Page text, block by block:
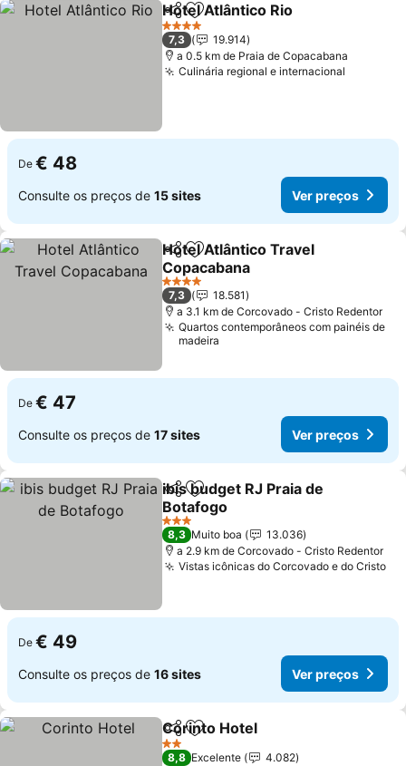
PartilharAdicionar aos favoritos
Hotel Atlântico Rio
4 Estrelas
7,3
19.914
a 0.5 km de Praia de Copacabana
Culinária regional e internacional
De € 48
Consulte os preços de 15 sites Ver preços
PartilharAdicionar aos favoritos
Hotel Atlântico Travel
Copacabana
4 Estrelas
7,3
18.581
a 3.1 km de Corcovado - Cristo Redentor
Quartos contemporâneos com painéis de
madeira
De € 47
Consulte os preços de 17 sites Ver preços
PartilharAdicionar aos favoritos
ibis budget RJ Praia de
Botafogo
3 Estrelas
8,3 Muito boa
13.036
a 2.9 km de Corcovado - Cristo Redentor
Vistas icônicas do Corcovado e do Cristo
De € 49
Consulte os preços de 16 sites Ver preços
PartilharAdicionar aos favoritos
Corinto Hotel
2 Estrelas
8,8 Excelente
4.082